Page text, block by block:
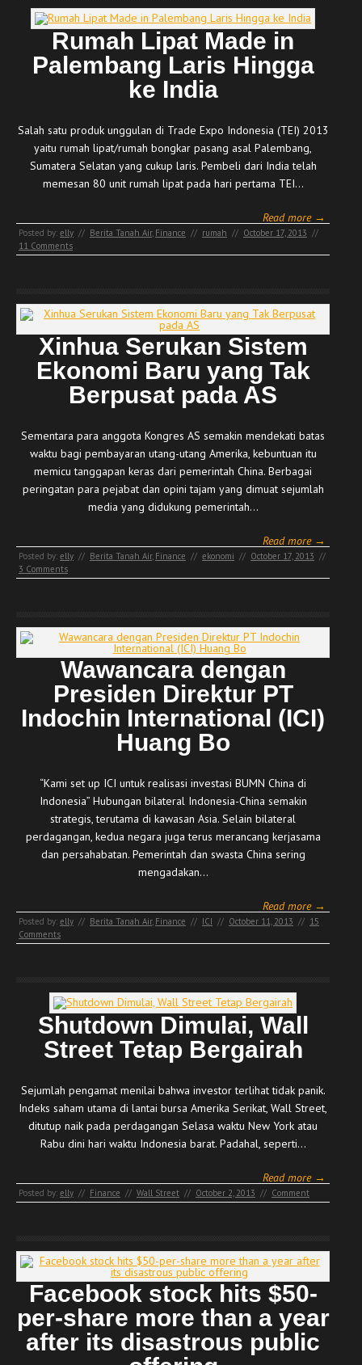
Rumah Lipat Made in
Palembang Laris Hingga
ke India
Salah satu produk unggulan di Trade Expo Indonesia (TEI) 2013
yaitu rumah lipat/rumah bongkar pasang asal Palembang,
Sumatera Selatan yang cukup laris. Pembeli dari India telah
memesan 80 unit rumah lipat pada hari pertama TEI…
Read more →
Posted by: elly // Berita Tanah Air, Finance // rumah // October 17, 2013 //
11 Comments
Xinhua Serukan Sistem
Ekonomi Baru yang Tak
Berpusat pada AS
Sementara para anggota Kongres AS semakin mendekati batas
waktu bagi pembayaran utang-utang Amerika, kebuntuan itu
memicu tanggapan keras dari pemerintah China. Berbagai
peringatan para pejabat dan opini tajam yang dimuat sejumlah
media yang didukung pemerintah…
Read more →
Posted by: elly // Berita Tanah Air, Finance // ekonomi // October 17, 2013 //
3 Comments
Wawancara dengan
Presiden Direktur PT
Indochin International (ICI)
Huang Bo
“Kami set up ICI untuk realisasi investasi BUMN China di
Indonesia” Hubungan bilateral Indonesia-China semakin
strategis, terutama di kawasan Asia. Selain bilateral
perdagangan, kedua negara juga terus merancang kerjasama
dan persahabatan. Pemerintah dan swasta China sering
mengadakan…
Read more →
Posted by: elly // Berita Tanah Air, Finance // ICI // October 11, 2013 // 15
Comments
Shutdown Dimulai, Wall
Street Tetap Bergairah
Sejumlah pengamat menilai bahwa investor terlihat tidak panik.
Indeks saham utama di lantai bursa Amerika Serikat, Wall Street,
ditutup naik pada perdagangan Selasa waktu New York atau
Rabu dini hari waktu Indonesia barat. Padahal, seperti…
Read more →
Posted by: elly // Finance // Wall Street // October 2, 2013 // Comment
Facebook stock hits $50-
per-share more than a year
after its disastrous public